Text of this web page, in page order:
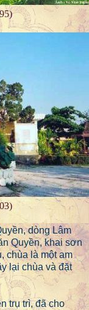
dòng Lâm
Quyền, khai sơn
chùa là một am
lại chùa và đặt
trụ trì, đã cho